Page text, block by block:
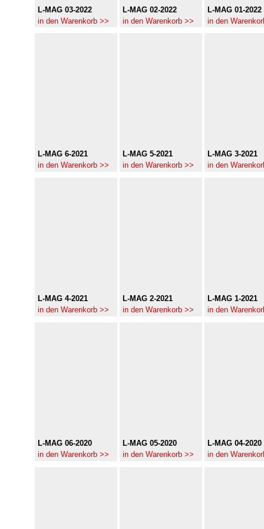
L-MAG 03-2022
in den Warenkorb >>
L-MAG 02-2022
in den Warenkorb >>
L-MAG 01-2022
in den
L-MAG 6-2021
in den Warenkorb >>
L-MAG 5-2021
in den Warenkorb >>
L-MAG 3-2021
in den
L-MAG 4-2021
in den Warenkorb >>
L-MAG 2-2021
in den Warenkorb >>
L-MAG 1-2021
in den
L-MAG 06-2020
in den Warenkorb >>
L-MAG 05-2020
in den Warenkorb >>
L-MAG 04-2020
in den